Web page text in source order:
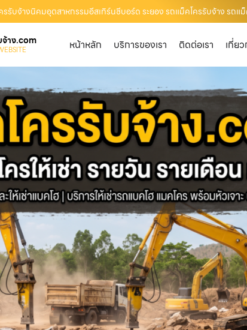
รรับจ้างนิคมอุตสาหกรรมอีสเทิร์นซีบอร์ด ระยอง รถแม็คโครรับจ้าง รถแ
จ้าง.com หน้าหลัก บริการของเรา ติดต่อเรา เกี่ย